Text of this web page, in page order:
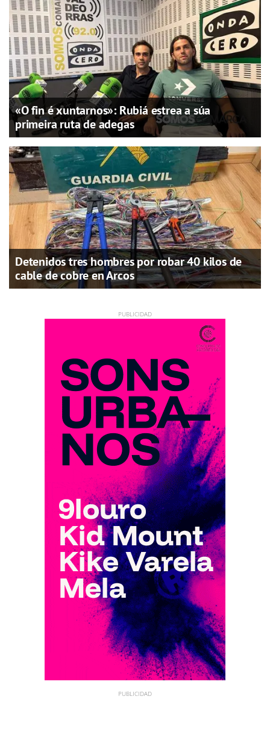
«O fin é xuntarnos»: Rubiá estrea a súa
primeira ruta de adegas
Detenidos tres hombres por robar 40 kilos de
cable de cobre en Arcos